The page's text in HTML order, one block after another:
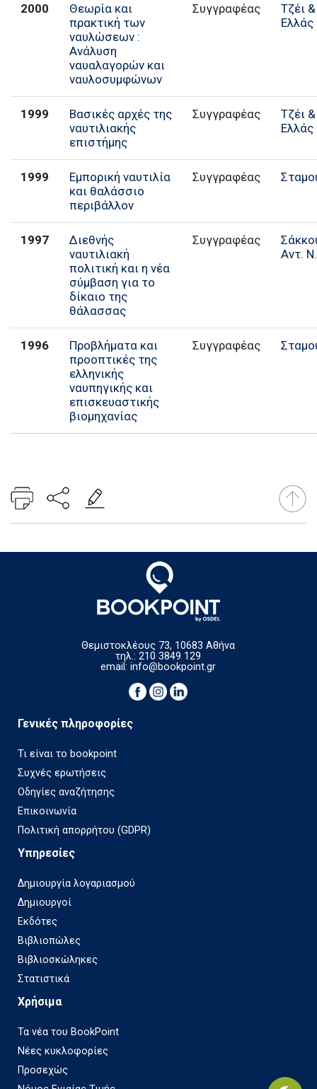
2000
Θεωρία και
πρακτική των
ναυλώσεων :
Ανάλυση
ναυαλαγορών και
ναυλοσυμφώνων
Συγγραφέας
Τζέι
Ελλάς
1999
Βασικές αρχές της
ναυτιλιακής
επιστήμης
Συγγραφέας
Τζέι
Ελλάς
1999
Εμπορική ναυτιλία
και θαλάσσιο
περιβάλλον
Συγγραφέας
1997
Διεθνής
ναυτιλιακή
πολιτική και η νέα
σύμβαση για το
δίκαιο της
θάλασσας
Συγγραφέας
Αντ. Ν.
1996
Προβλήματα και
προοπτικές της
ελληνικής
ναυπηγικής και
επισκευαστικής
βιομηχανίας
Συγγραφέας
Θεμιστοκλέους 73, 10683 Αθήνα
τηλ.: 210 3849 129
email:info@bookpoint.gr
Γενικές πληροφορίες
Τι είναι το bookpoint
Συχνές ερωτήσεις
Οδηγίες αναζήτησης
Επικοινωνία
Πολιτική απορρήτου (GDPR)
Υπηρεσίες
Δημιουργία λογαριασμού
Δημιουργοί
Εκδότες
Βιβλιοπώλες
Βιβλιοσκώληκες
Στατιστικά
Χρήσιμα
Τα νέα του BookPoint
Νέες κυκλοφορίες
Προσεχώς